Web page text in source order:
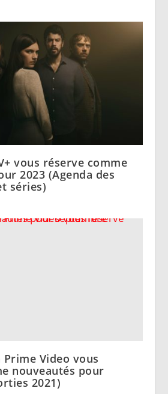
vous réserve comme
2023 (Agenda des
séries)
Prime Video vous
nouveautés pour
2021)